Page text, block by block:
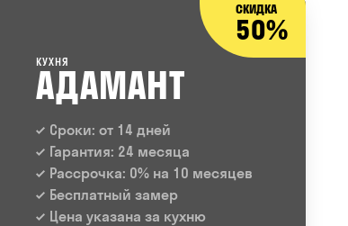
СКИДКА
50%
КУХНЯ
АДАМАНТ
Сроки: от 14 дней
Гарантия: 24 месяца
Рассрочка: 0% на 10 месяцев
Бесплатный замер
Цена указана за кухню